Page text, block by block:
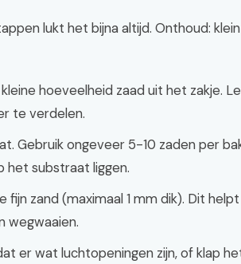
lukt het bijna altijd. Onthoud:
hoeveelheid zaad uit het zakje.
te verdelen.
Gebruik ongeveer 5-10 zaden per
het substraat liggen.
zand (maximaal 1 mm dik). Dit
wegwaaien.
er wat luchtopeningen zijn, of klap